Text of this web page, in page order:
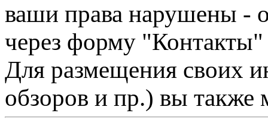
ваши права нарушены -
через форму "Контакты"
Для размещения своих
обзоров и пр.) вы также